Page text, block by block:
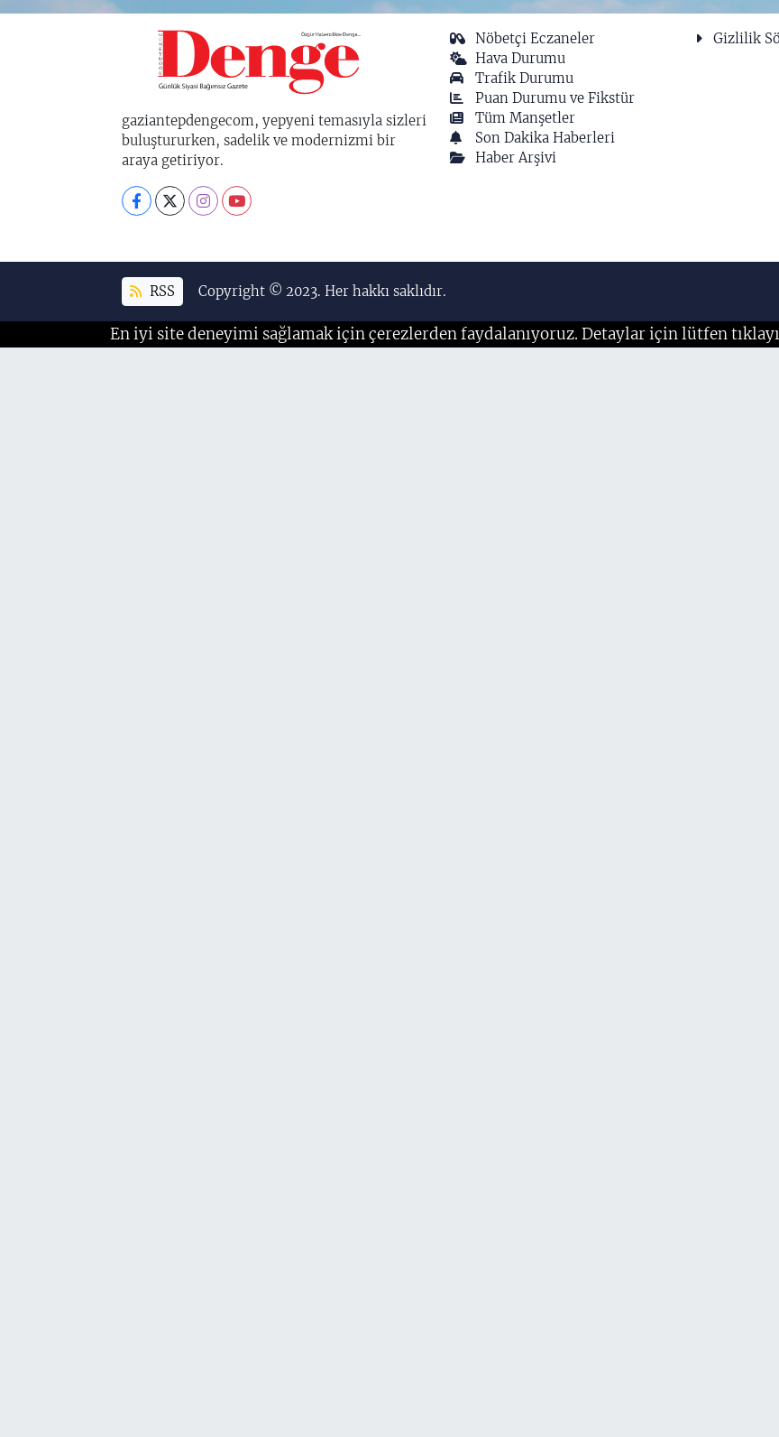
gaziantepdengecom, yepyeni temasıyla sizleri
buluştururken, sadelik ve modernizmi bir
araya getiriyor.
Nöbetçi Eczaneler
Hava Durumu
Trafik Durumu
Puan Durumu ve Fikstür
Tüm Manşetler
Son Dakika Haberleri
Haber Arşivi
Gizlilik
RSS Copyright © 2023. Her hakkı saklıdır.
En iyi site deneyimi sağlamak için çerezlerden faydalanıyoruz. Detaylar için lütfen